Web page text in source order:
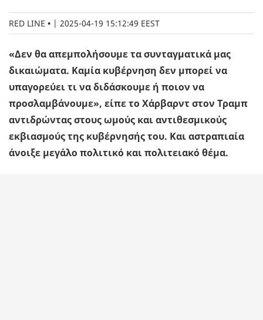
RED LINE | 2025-04-19 15:12:49 EEST
«Δεν θα απεμπολήσουμε τα συνταγματικά μας
δικαιώματα. Καμία κυβέρνηση δεν μπορεί να
υπαγορεύει τι να διδάσκουμε ή ποιον να
προσλαμβάνουμε», είπε το Χάρβαρντ στον Τραμπ
αντιδρώντας στους ωμούς και αντιθεσμικούς
εκβιασμούς της κυβέρνησής του. Και αστραπιαία
άνοιξε μεγάλο πολιτικό και πολιτειακό θέμα.